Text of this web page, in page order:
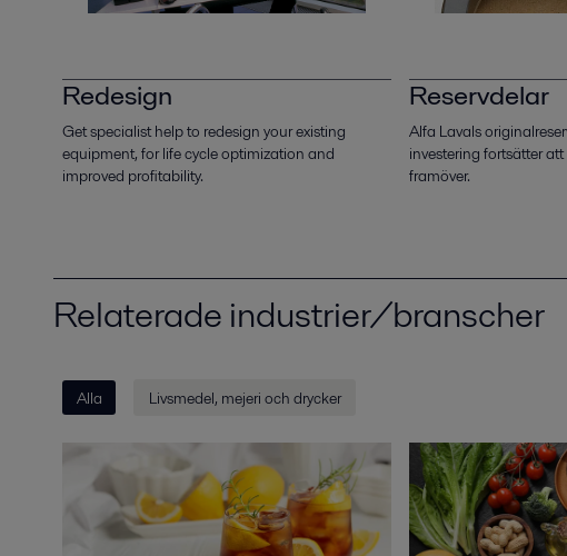
Redesign
Get specialist help to redesign your existing
equipment, for life cycle optimization and
improved profitability.
Reservdelar
Alfa Lavals
investering fortsätter
framöver.
Relaterade industrier/branscher
Alla Livsmedel, mejeri och drycker